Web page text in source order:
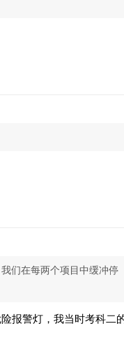
们在每两个项目中缓冲停
报警灯，我当时考科二